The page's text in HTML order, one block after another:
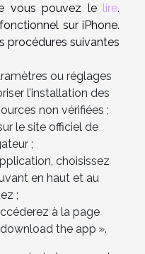
vous pouvez le lire.
sur iPhone.
procédures suivantes
ou réglages
l’installation des
non vérifiées ;
le site officiel de
;
choisissez
en haut et au
;
à la page
the app ».